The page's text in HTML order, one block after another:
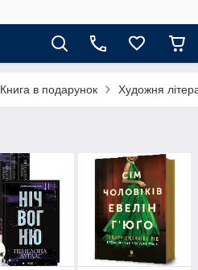
Книга в подарунок Художня